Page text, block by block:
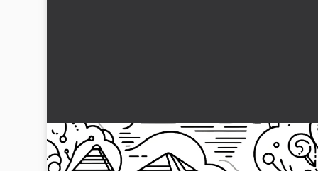
Legeplads med mange børn: Enkel tegneside
børn (Gratis)